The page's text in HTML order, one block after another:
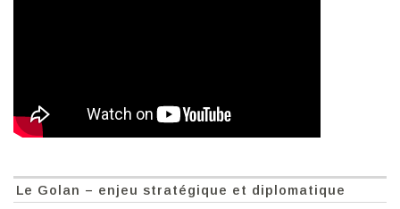
Le Golan – enjeu stratégique et diplomatique